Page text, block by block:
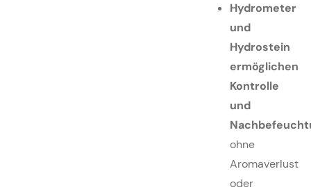
Hydrometer
und
Hydrostein
ermöglichen
Kontrolle
und
ohne
Aromaverlust
oder